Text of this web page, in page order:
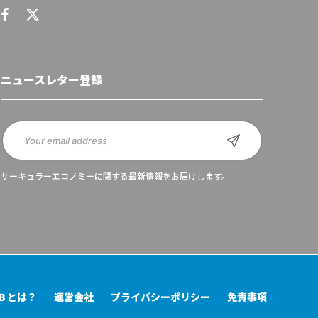
ニュースレター登録
サーキュラーエコノミーに関する最新情報をお届けします。
とは？ 運営会社 プライバシーポリシー 免責事項